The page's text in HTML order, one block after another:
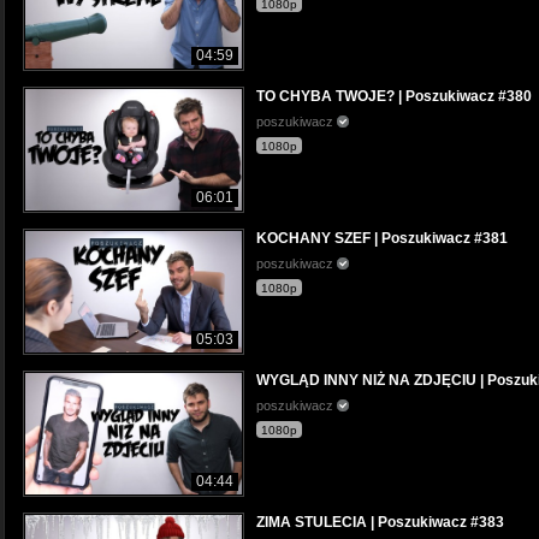
04:59
1080p
06:01
TO CHYBA TWOJE? | Poszukiwacz #380
poszukiwacz
1080p
05:03
KOCHANY SZEF | Poszukiwacz #381
poszukiwacz
1080p
04:44
WYGLĄD INNY NIŻ NA ZDJĘCIU |
poszukiwacz
1080p
ZIMA STULECIA | Poszukiwacz #383